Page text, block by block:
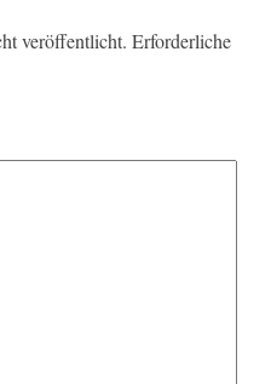
veröffentlicht. Erforderliche